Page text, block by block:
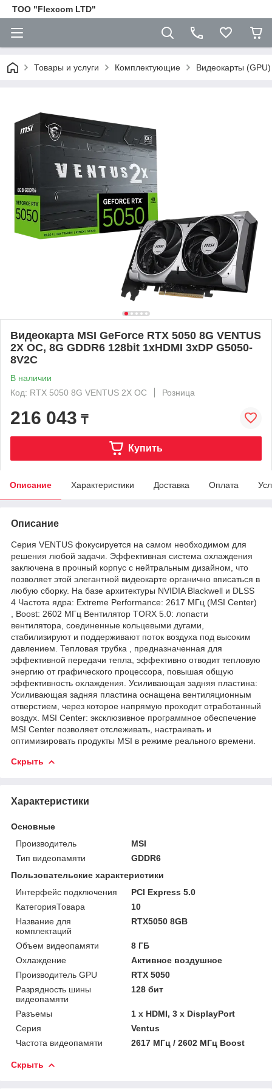
ТОО "Flexcom LTD"
Товары и услуги Комплектующие Видеокарты (GPU)
Видеокарта MSI GeForce RTX 5050 8G VENTUS
2X OC, 8G GDDR6 128bit 1xHDMI 3xDP G5050-
8V2C
В наличии
Код: RTX 5050 8G VENTUS 2X OC
Розница
216 043 ₸
Купить
Описание Характеристики Доставка Оплата
Описание
Серия VENTUS фокусируется на самом необходимом для
решения любой задачи. Эффективная система охлаждения
заключена в прочный корпус с нейтральным дизайном, что
позволяет этой элегантной видеокарте органично вписаться в
любую сборку. На базе архитектуры NVIDIA Blackwell и DLSS
4 Частота ядра: Extreme Performance: 2617 МГц (MSI Center)
, Boost: 2602 МГц Вентилятор TORX 5.0: лопасти
вентилятора, соединенные кольцевыми дугами,
стабилизируют и поддерживают поток воздуха под высоким
давлением. Тепловая трубка , предназначенная для
эффективной передачи тепла, эффективно отводит тепловую
энергию от графического процессора, повышая общую
эффективность охлаждения. Усиливающая задняя пластина:
Усиливающая задняя пластина оснащена вентиляционным
отверстием, через которое напрямую проходит отработанный
воздух. MSI Center: эксклюзивное программное обеспечение
MSI Center позволяет отслеживать, настраивать и
оптимизировать продукты MSI в режиме реального времени.
Скрыть
Характеристики
Основные
Производитель
MSI
Тип видеопамяти
GDDR6
Пользовательские характеристики
Интерфейс подключения
PCI Express 5.0
КатегорияТовара
10
Название для
комплектаций
RTX5050 8GB
Объем видеопамяти
8 ГБ
Охлаждение
Активное воздушное
Производитель GPU
RTX 5050
Разрядность шины
видеопамяти
128 бит
Разъемы
1 x HDMI, 3 x DisplayPort
Серия
Ventus
Частота видеопамяти
2617 МГц / 2602 МГц Boost
Скрыть